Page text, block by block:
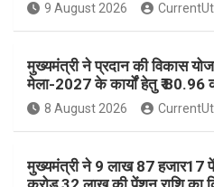
9 August 2026
मुख्यमंत्री ने प्रदान की विकास
मेला-2027 के कार्यों हेतु ₹ 80.96
8 August 2026
मुख्यमंत्री ने 9 लाख 87 हजार17